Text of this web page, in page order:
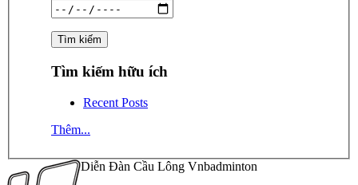
Tìm kiếm hữu ích
Recent Posts
Thêm...
Diễn Đàn Cầu Lông Vnbadminton